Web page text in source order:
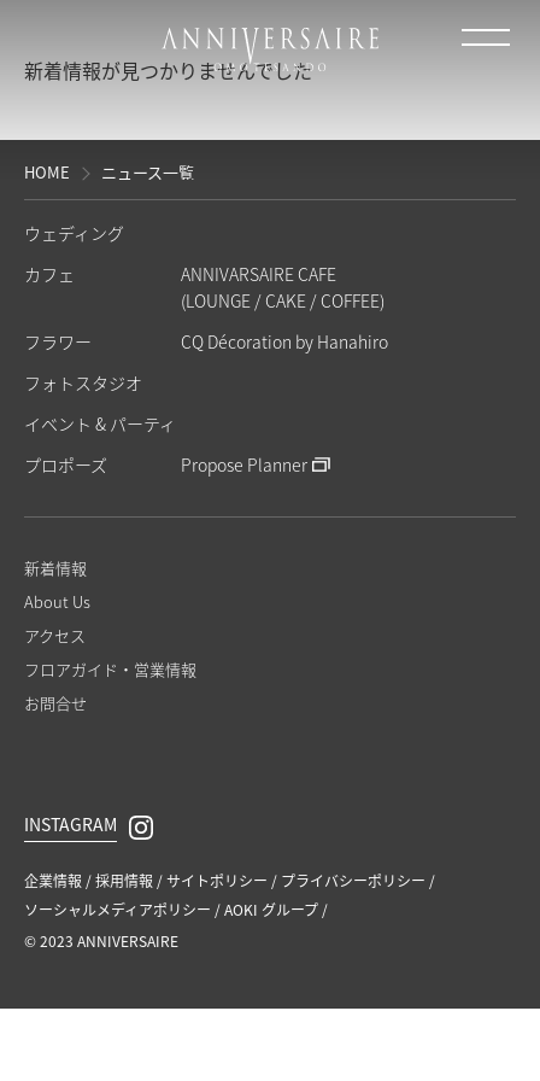
新着情報が見つかりませんでした
HOME ニュース一覧
ウェディング
カフェ
ANNIVARSAIRE CAFE
(LOUNGE / CAKE / COFFEE)
フラワー
CQ Décoration by Hanahiro
フォトスタジオ
イベント & パーティ
プロポーズ
Propose Planner
新着情報
About Us
アクセス
フロアガイド・営業情報
お問合せ
INSTAGRAM
企業情報 採⽤情報 サイトポリシー
プライバシーポリシー
ソーシャルメディアポリシー
AOKI グループ
© 2023 ANNIVERSAIRE